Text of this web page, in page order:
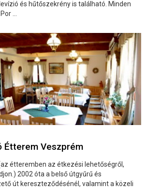
és hűtőszekrény is található. Minden
...
Étterem Veszprém
étteremben az étkezési lehetőségről,
2002 óta a belső útgyűrű és
út kereszteződésénél, valamint a közeli